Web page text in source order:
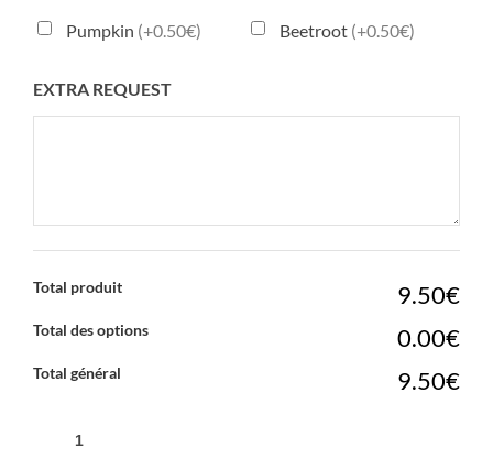
Pumpkin (+0.50€) Beetroot (+0.50€)
EXTRA REQUEST
Total produit 9.50€
Total des options 0.00€
Total général 9.50€